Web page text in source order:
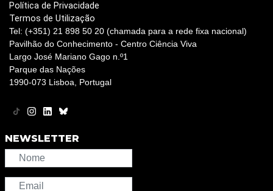
Política de Privacidade
Termos de Utilização
Tel: (+351) 21 898 50 20 (chamada para a rede fixa nacional)
Pavilhão do Conhecimento - Centro Ciência Viva
Largo José Mariano Gago n.º1
Parque das Nações
1990-073 Lisboa, Portugal
NEWSLETTER